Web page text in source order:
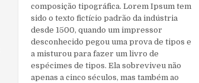
composição tipográfica. Lorem Ipsum tem
sido o texto fictício padrão da indústria
desde 1500, quando um impressor
desconhecido pegou uma prova de tipos e
a misturou para fazer um livro de
espécimes de tipos. Ela sobreviveu não
apenas a cinco séculos, mas também ao